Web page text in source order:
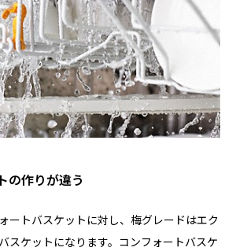
の作りが違う
ートバスケットに対し、梅グレードはエク
スケットになります。コンフォートバスケ